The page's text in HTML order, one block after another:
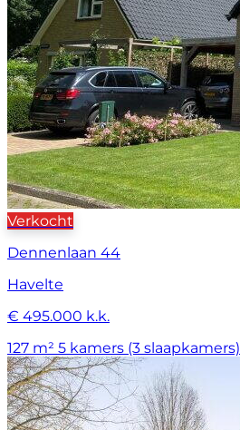
Verkocht
Dennenlaan 44
Havelte
€ 495.000 k.k.
127 m² 5 kamers (3 slaapkamers)